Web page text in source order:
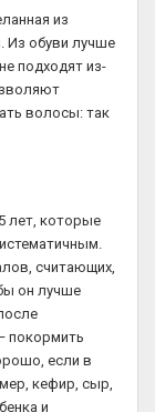
из
Из обуви лучше
подходят из-
волосы: так
лет, которые
считающих,
он лучше
покормить
если в
кефир, сыр,
и